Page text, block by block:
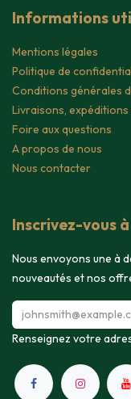
Informations
Mentions légales
Politique de
Conditions générales
Livraisons,
Foire aux questions
A propos de nous
Nous contacter
Inscrivez-vous
Nous envoyons une à
nouveautés et nos
Renseignez votre